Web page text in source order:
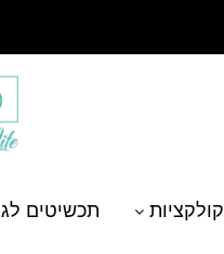
קולקציות תכשיטים